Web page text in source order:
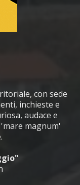
con sede
inchieste e
audace e
magnum'